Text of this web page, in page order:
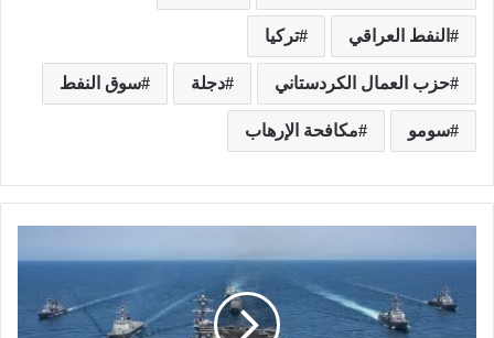
النفط العراقي تركيا
حزب العمال الكردستاني دجلة سوق النفط
سومو مكافحة الإرهاب